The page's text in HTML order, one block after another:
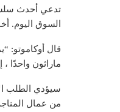
السوق اليوم.
ماراثون واحدًا